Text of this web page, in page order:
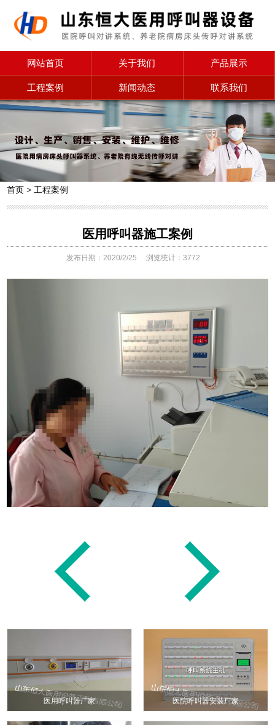
网站首页 关于我们 产品展示
工程案例 新闻动态 联系我们
首页 > 工程案例
医用呼叫器施工案例
发布日期：2020/2/25 浏览统计：3772
医用呼叫器厂家 医院呼叫器安装厂家